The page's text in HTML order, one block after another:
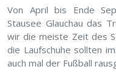
Von April bis Ende
Stausee Glauchau das
wir die meiste Zeit des
die Laufschuhe sollten
auch mal der Fußball